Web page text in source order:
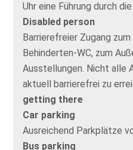
Uhr eine Führung durch
Disabled person
Barrierefreier Zugang
Behinderten-WC, zum
Ausstellungen. Nicht alle
aktuell barrierefrei zu
getting there
Car parking
Ausreichend Parkplätze
Bus parking